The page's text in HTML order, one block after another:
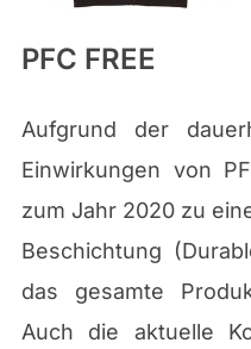
PFC FREE
Aufgrund der
Einwirkungen von
zum Jahr 2020 zu
Beschichtung
das gesamte
Auch die aktuelle